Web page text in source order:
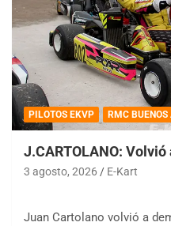
PILOTOS EKVP RMC BUENOS
J.CARTOLANO:
3 agosto, 2026 E-Kart
Juan Cartolano volvió a